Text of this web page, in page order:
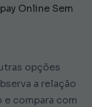
Online Sem
opções
a relação
compara com